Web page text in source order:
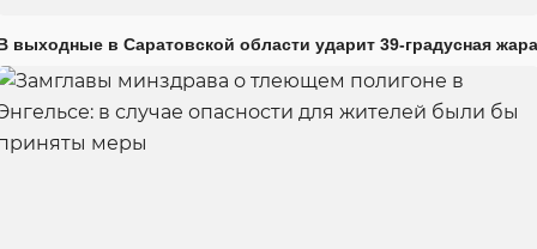
выходные в Саратовской области ударит 39-градусная жара